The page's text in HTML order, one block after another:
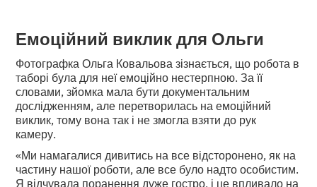
Емоційний виклик для Ольги
Фотографка Ольга Ковальова зізнається, що робота в
таборі була для неї емоційно нестерпною. За її
словами, зйомка мала бути документальним
дослідженням, але перетворилась на емоційний
виклик, тому вона так і не змогла взяти до рук
камеру.
«Ми намагалися дивитись на все відсторонено, як на
частину нашої роботи, але все було надто особистим.
Я відчувала поранення дуже гостро, і це впливало на